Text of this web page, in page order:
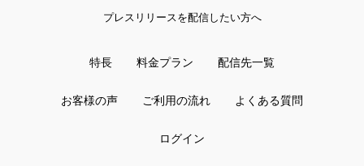
プレスリリースを配信したい方へ
特長 料金プラン 配信先一覧
お客様の声 ご利用の流れ よくある質問
ログイン